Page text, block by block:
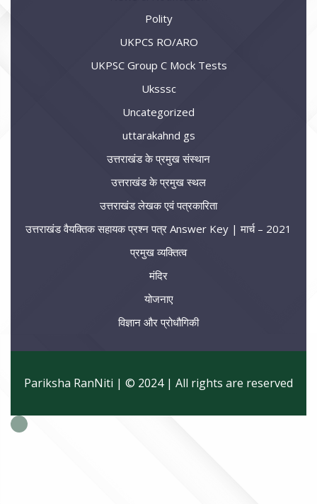
Polity
UKPCS RO/ARO
UKPSC Group C Mock Tests
Uksssc
Uncategorized
uttarakahnd gs
उत्तराखंड के प्रमुख संस्थान
उत्तराखंड के प्रमुख स्थल
उत्तराखंड लेखक एवं पत्रकारिता
उत्तराखंड वैयक्तिक सहायक प्रश्न पत्र Answer Key | मार्च – 2021
प्रमुख व्यक्तित्व
मंदिर
योजनाए
विज्ञान और प्रोधौगिकी
Pariksha RanNiti | © 2024 | All rights are reserved